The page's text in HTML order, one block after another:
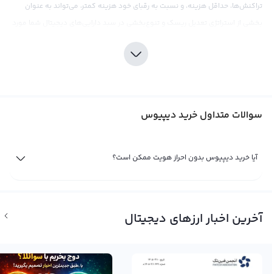
تراکنش‌ها، حداقل هزینه، و نسبت به رقبای خود هزینه کمتر، می‌تواند به عنوان
برای خرید دیپیوس می‌توانید از صرافی رابکس بهره ببرید که با بیش از سه سال
و اطلاعات بازار، به شما کمک خواهد کرد تا بهترین تصمیم‌گیری‌ها را برای خرید
درستی با شرایط و ریسک‌های موجود آشنا شوید.
با ورود به دنیای ارزهای دیجیتال و امکانات فراوانی که این بازار به ما ارائه می‌دهد، هر
این ارز دیجیتال با سمبل DYP و نام انگلیسی Dypius شناخته می‌شود و قدرتمندترین
سوالات متداول خرید دیپیوس
آیا خرید دیپیوس بدون احراز هویت ممکن است؟
آخرین اخبار ارزهای دیجیتال